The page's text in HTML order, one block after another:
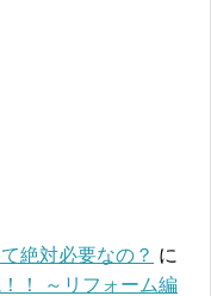
絶対必要なの？ に
！ ～リフォーム編